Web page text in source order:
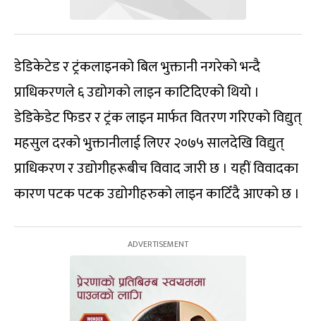
डेडिकेटेड र ट्रंकलाइनको बिल भुक्तानी नगरेको भन्दै
प्राधिकरणले ६ उद्योगको लाइन काटिदिएको थियो ।
डेडिकेडेट फिडर र ट्रंक लाइन मार्फत वितरण गरिएको विद्युत्
महसुल दरको भुक्तानीलाई लिएर २०७५ सालदेखि विद्युत्
प्राधिकरण र उद्योगीहरूबीच विवाद जारी छ । यहीं विवादका
कारण पटक पटक उद्योगीहरुको लाइन काटिँदै आएको छ ।